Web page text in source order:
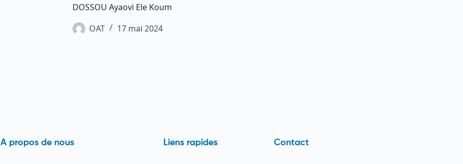
DOSSOU Ayaovi Ele Koum
OAT
17 mai 2024
A propos de nous Liens rapides Contact